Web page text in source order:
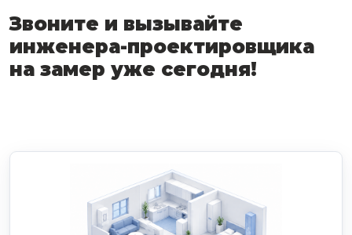
Звоните и вызывайте
инженера-проектировщика
на замер уже сегодня!